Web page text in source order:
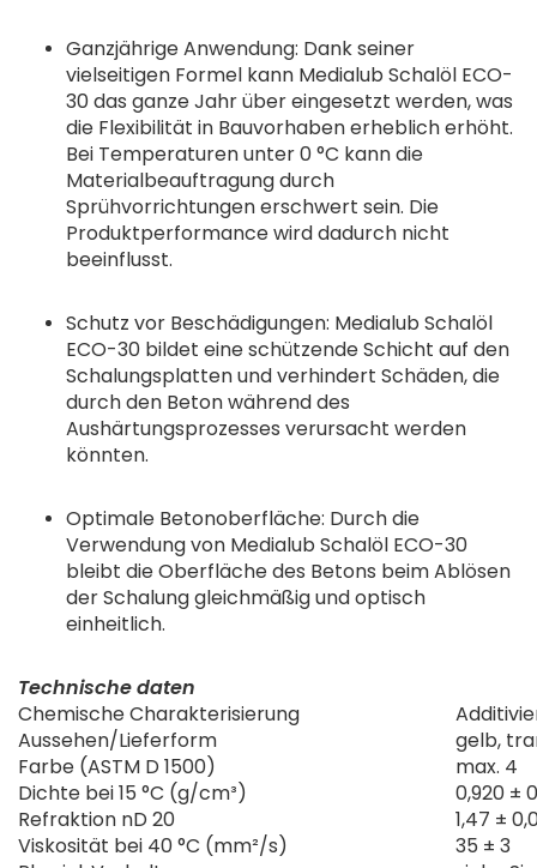
Ganzjährige Anwendung: Dank seiner
vielseitigen Formel kann Medialub Schalöl ECO-
30 das ganze Jahr über eingesetzt werden, was
die Flexibilität in Bauvorhaben erheblich erhöht.
Bei Temperaturen unter 0 °C kann die
Materialbeauftragung durch
Sprühvorrichtungen erschwert sein. Die
Produktperformance wird dadurch nicht
beeinflusst.
Schutz vor Beschädigungen: Medialub Schalöl
ECO-30 bildet eine schützende Schicht auf den
Schalungsplatten und verhindert Schäden, die
durch den Beton während des
Aushärtungsprozesses verursacht werden
könnten.
Optimale Betonoberfläche: Durch die
Verwendung von Medialub Schalöl ECO-30
bleibt die Oberfläche des Betons beim Ablösen
der Schalung gleichmäßig und optisch
einheitlich.
Technische daten
Chemische Charakterisierung
Aussehen/Lieferform
gelb,
Farbe (ASTM D 1500)
max. 4
Dichte bei 15 °C (g/cm³)
0,920 ±
Refraktion nD 20
1,47 ±
Viskosität bei 40 °C (mm²/s)
35 ± 3